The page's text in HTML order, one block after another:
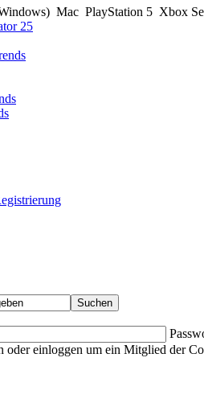
Mac PlayStation 5 Xbox
25
oder einloggen um ein Mitglied der